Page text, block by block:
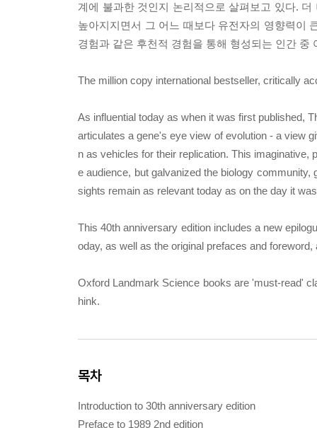
계에 불과한 것인지 논리적으로 살펴보고 있다.
높아지지면서 그 어느 때보다 유전자의 영향력이
경험과 같은 후천적 경험을 통해 형성되는 인간
The million copy international bestseller, critically
As influential today as when it was first published,
articulates a gene's eye view of evolution - a view
n as vehicles for their replication. This
e audience, but galvanized the biology
sights remain as relevant today as on the day it
This 40th anniversary edition includes a new
oday, as well as the original prefaces and
Oxford Landmark Science books are 'must-read'
hink.
목차
Introduction to 30th anniversary edition
Preface to 1989 2nd edition